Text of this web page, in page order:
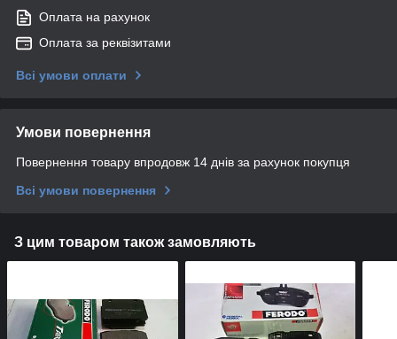
Оплата на рахунок
Оплата за реквізитами
Всі умови оплати
Умови повернення
Повернення товару впродовж 14 днів за рахунок покупця
Всі умови повернення
З цим товаром також замовляють